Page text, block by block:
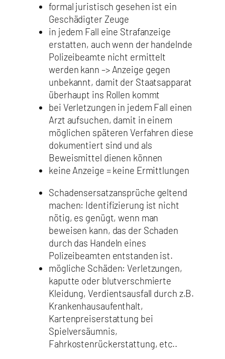
formal juristisch gesehen ist ein
Geschädigter Zeuge
in jedem Fall eine Strafanzeige
erstatten, auch wenn der handelnde
Polizeibeamte nicht ermittelt
werden kann –> Anzeige gegen
unbekannt, damit der Staatsapparat
überhaupt ins Rollen kommt
bei Verletzungen in jedem Fall einen
Arzt aufsuchen, damit in einem
möglichen späteren Verfahren diese
dokumentiert sind und als
Beweismittel dienen können
keine Anzeige = keine Ermittlungen
Schadensersatzansprüche geltend
machen: Identifizierung ist nicht
nötig, es genügt, wenn man
beweisen kann, das der Schaden
durch das Handeln eines
Polizeibeamten entstanden ist.
mögliche Schäden: Verletzungen,
kaputte oder blutverschmierte
Kleidung, Verdientsausfall durch z.B.
Krankenhausaufenthalt,
Kartenpreiserstattung bei
Spielversäumnis,
Fahrkostenrückerstattung, etc..